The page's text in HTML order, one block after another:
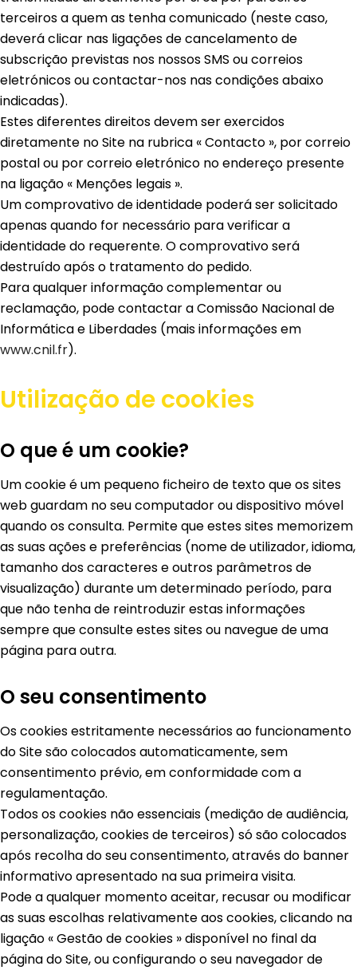
terceiros a quem as tenha comunicado (neste caso,
deverá clicar nas ligações de cancelamento de
subscrição previstas nos nossos SMS ou correios
eletrónicos ou contactar-nos nas condições abaixo
indicadas).
Estes diferentes direitos devem ser exercidos
diretamente no Site na rubrica « Contacto », por correio
postal ou por correio eletrónico no endereço presente
na ligação « Menções legais ».
Um comprovativo de identidade poderá ser solicitado
apenas quando for necessário para verificar a
identidade do requerente. O comprovativo será
destruído após o tratamento do pedido.
Para qualquer informação complementar ou
reclamação, pode contactar a Comissão Nacional de
Informática e Liberdades (mais informações em
www.cnil.fr).
Utilização de cookies
O que é um cookie?
Um cookie é um pequeno ficheiro de texto que os sites
web guardam no seu computador ou dispositivo móvel
quando os consulta. Permite que estes sites memorizem
as suas ações e preferências (nome de utilizador, idioma,
tamanho dos caracteres e outros parâmetros de
visualização) durante um determinado período, para
que não tenha de reintroduzir estas informações
sempre que consulte estes sites ou navegue de uma
página para outra.
O seu consentimento
Os cookies estritamente necessários ao funcionamento
do Site são colocados automaticamente, sem
consentimento prévio, em conformidade com a
regulamentação.
Todos os cookies não essenciais (medição de audiência,
personalização, cookies de terceiros) só são colocados
após recolha do seu consentimento, através do banner
informativo apresentado na sua primeira visita.
Pode a qualquer momento aceitar, recusar ou modificar
as suas escolhas relativamente aos cookies, clicando na
ligação « Gestão de cookies » disponível no final da
página do Site, ou configurando o seu navegador de